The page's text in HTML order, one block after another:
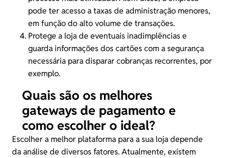
pode ter acesso a taxas de administração menores,
em função do alto volume de transações.
Protege a loja de eventuais inadimplências e
guarda informações dos cartões com a segurança
necessária para dispararcobranças recorrentes, por
exemplo.
Quais são os melhores
gateways de pagamento e
como escolher o ideal?
Escolher a melhor plataforma para a sua loja depende
da análise de diversos fatores. Atualmente, existem